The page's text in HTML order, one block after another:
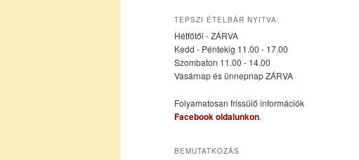
elsődleges
tartalomra
másodlagos
tartalomra
TEPSZI ÉTELBÁR NYITVA:
Hétfőtől - ZÁRVA
Kedd - Péntekig 11.00 - 17.00
Szombaton 11.00 - 14.00
Vasárnap és ünnepnap ZÁRVA
Folyamatosan frissülő információk
Facebook oldalunkon.
BEMUTATKOZÁS